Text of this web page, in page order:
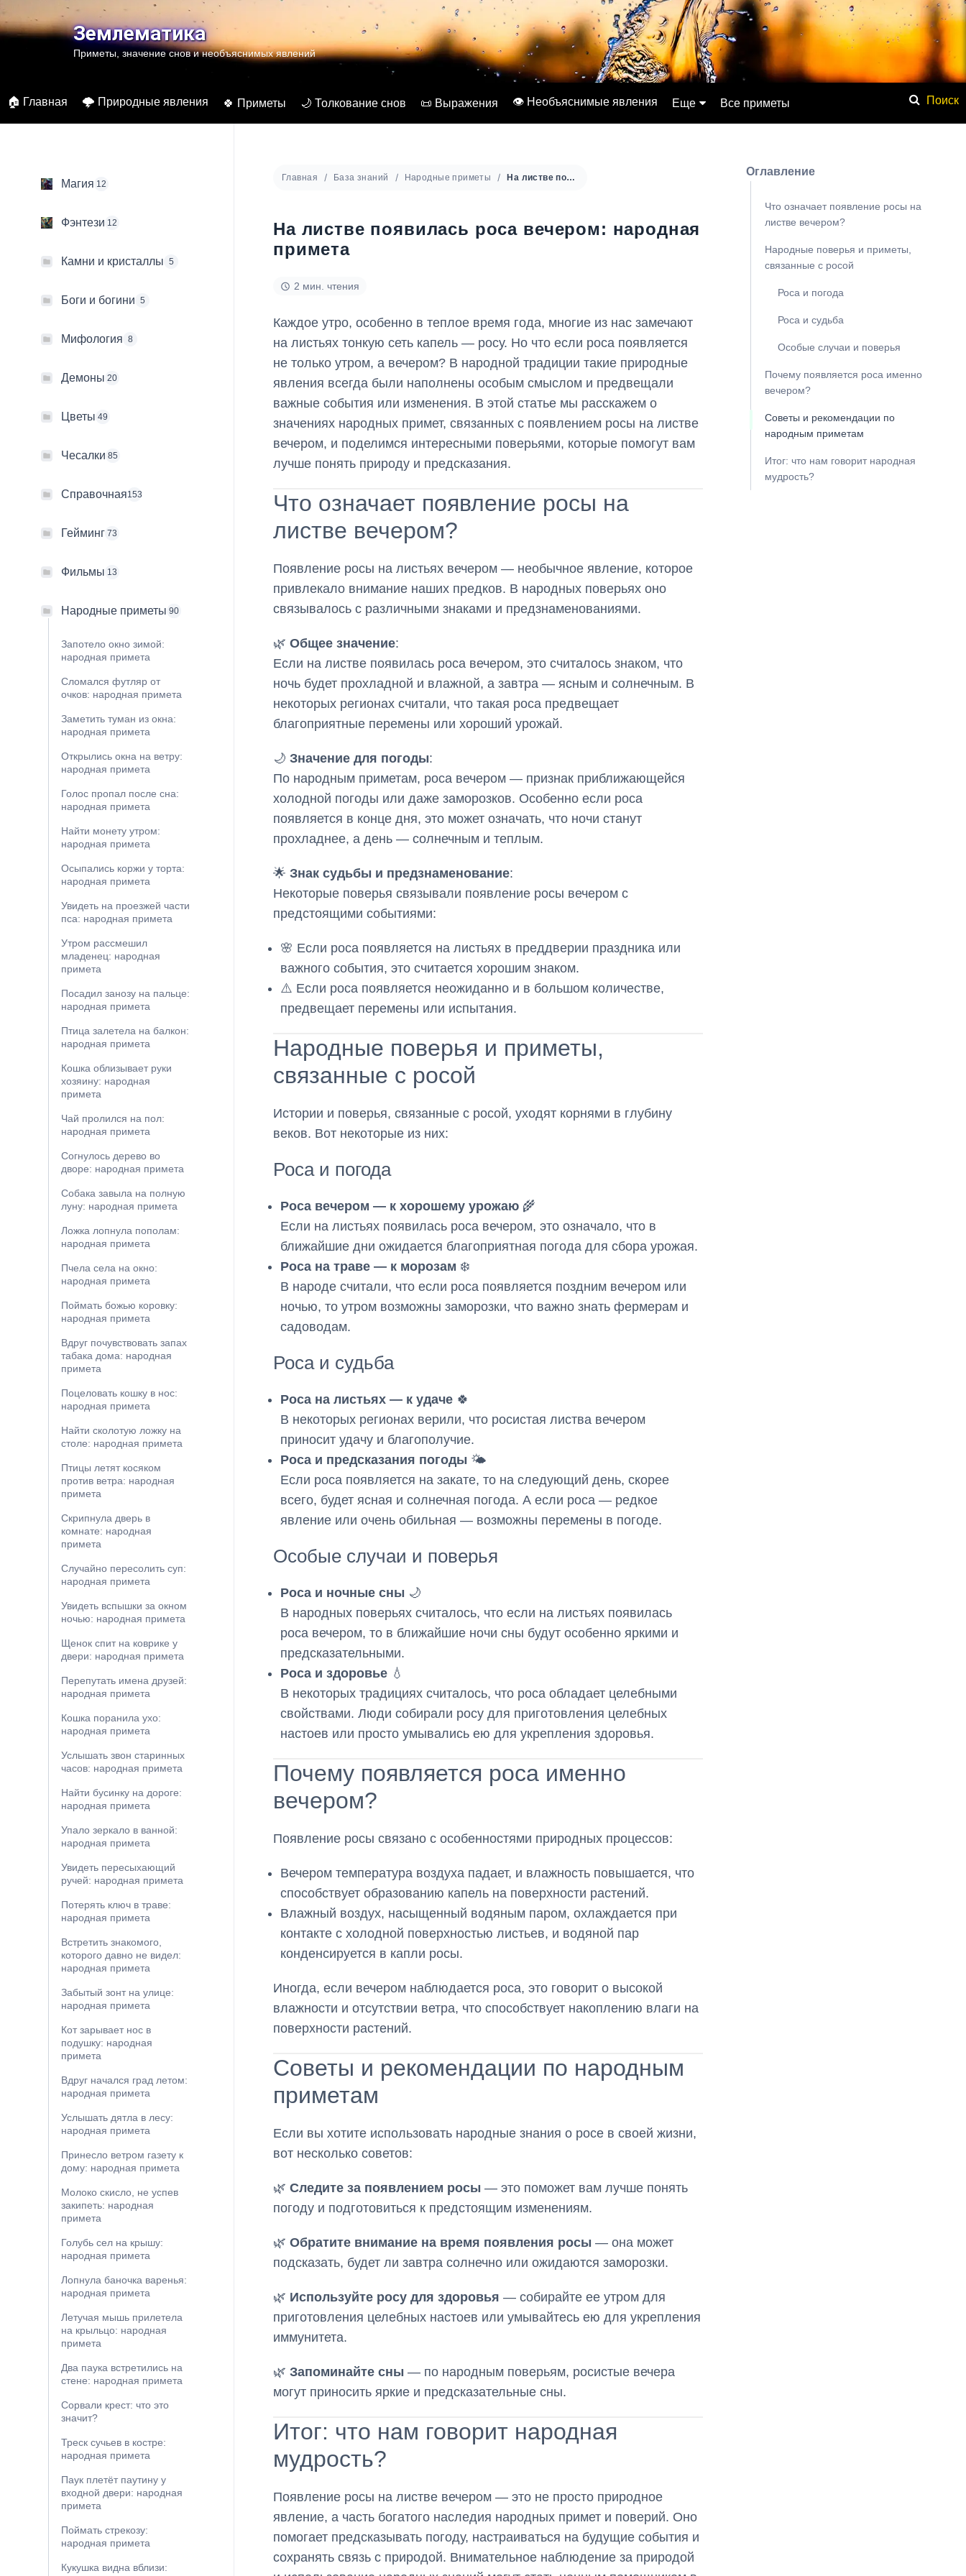
к
содержимомуЗемлематика
Приметы, значение снов и необъяснимых явлений
🏠 Главная 🌩️ Природные явления 🍀 Приметы 🌙 Толкование снов 📜 Выражения 👁️ Необъяснимые явления Еще
Физические явления
Мифология
Все приметы
Магия 12
Фэнтези 12
Камни и кристаллы 5
Боги и богини 5
Мифология 8
Демоны 20
Цветы 49
Чесалки 85
Справочная153
Гейминг 73
Фильмы 13
Народные приметы 90
Запотело окно зимой:
народная примета
Сломался футляр от
очков: народная примета
Заметить туман из окна:
народная примета
Открылись окна на ветру:
народная примета
Голос пропал после сна:
народная примета
Найти монету утром:
народная примета
Осыпались коржи у торта:
народная примета
Увидеть на проезжей части
пса: народная примета
Утром рассмешил
младенец: народная
примета
Посадил занозу на пальце:
народная примета
Птица залетела на балкон:
народная примета
Кошка облизывает руки
хозяину: народная
примета
Чай пролился на пол:
народная примета
Согнулось дерево во
дворе: народная примета
Собака завыла на полную
луну: народная примета
Ложка лопнула пополам:
народная примета
Пчела села на окно:
народная примета
Поймать божью коровку:
народная примета
Вдруг почувствовать запах
табака дома: народная
примета
Поцеловать кошку в нос:
народная примета
Найти сколотую ложку на
столе: народная примета
Птицы летят косяком
против ветра: народная
примета
Скрипнула дверь в
комнате: народная
примета
Случайно пересолить суп:
народная примета
Увидеть вспышки за окном
ночью: народная примета
Щенок спит на коврике у
двери: народная примета
Перепутать имена друзей:
народная примета
Кошка поранила ухо:
народная примета
Услышать звон старинных
часов: народная примета
Найти бусинку на дороге:
народная примета
Упало зеркало в ванной:
народная примета
Увидеть пересыхающий
ручей: народная примета
Потерять ключ в траве:
народная примета
Встретить знакомого,
которого давно не видел:
народная примета
Забытый зонт на улице:
народная примета
Кот зарывает нос в
подушку: народная
примета
Вдруг начался град летом:
народная примета
Услышать дятла в лесу:
народная примета
Принесло ветром газету к
дому: народная примета
Молоко скисло, не успев
закипеть: народная
примета
Голубь сел на крышу:
народная примета
Лопнула баночка варенья:
народная примета
Летучая мышь прилетела
на крыльцо: народная
примета
Два паука встретились на
стене: народная примета
Сорвали крест: что это
значит?
Треск сучьев в костре:
народная примета
Паук плетёт паутину у
входной двери: народная
примета
Поймать стрекозу:
народная примета
Кукушка видна вблизи:
Главная База знаний Народные приметы На листве появилась роса вечером: народная примета
На листве появилась роса вечером: народная
примета
2 мин. чтения
Каждое утро, особенно в теплое время года, многие из нас замечают
на листьях тонкую сеть капель — росу. Но что если роса появляется
не только утром, а вечером? В народной традиции такие природные
явления всегда были наполнены особым смыслом и предвещали
важные события или изменения. В этой статье мы расскажем о
значениях народных примет, связанных с появлением росы на листве
вечером, и поделимся интересными поверьями, которые помогут вам
лучше понять природу и предсказания.
Что означает появление росы на
листве вечером?
Появление росы на листьях вечером — необычное явление, которое
привлекало внимание наших предков. В народных поверьях оно
связывалось с различными знаками и предзнаменованиями.
🌿 Общее значение:
Если на листве появилась роса вечером, это считалось знаком, что
ночь будет прохладной и влажной, а завтра — ясным и солнечным. В
некоторых регионах считали, что такая роса предвещает
благоприятные перемены или хороший урожай.
🌙 Значение для погоды:
По народным приметам, роса вечером — признак приближающейся
холодной погоды или даже заморозков. Особенно если роса
появляется в конце дня, это может означать, что ночи станут
прохладнее, а день — солнечным и теплым.
🌟 Знак судьбы и предзнаменование:
Некоторые поверья связывали появление росы вечером с
предстоящими событиями:
🌸 Если роса появляется на листьях в преддверии праздника или
важного события, это считается хорошим знаком.
⚠️ Если роса появляется неожиданно и в большом количестве,
предвещает перемены или испытания.
Народные поверья и приметы,
связанные с росой
Истории и поверья, связанные с росой, уходят корнями в глубину
веков. Вот некоторые из них:
Роса и погода
Роса вечером — к хорошему урожаю🌾
Если на листьях появилась роса вечером, это означало, что в
ближайшие дни ожидается благоприятная погода для сбора урожая.
Роса на траве — к морозам ❄️
В народе считали, что если роса появляется поздним вечером или
ночью, то утром возможны заморозки, что важно знать фермерам и
садоводам.
Роса и судьба
Роса на листьях — к удаче🍀
В некоторых регионах верили, что росистая листва вечером
приносит удачу и благополучие.
Роса и предсказания погоды 🌤️
Если роса появляется на закате, то на следующий день, скорее
всего, будет ясная и солнечная погода. А если роса — редкое
явление или очень обильная — возможны перемены в погоде.
Особые случаи и поверья
Роса и ночные сны 🌙
В народных поверьях считалось, что если на листьях появилась
роса вечером, то в ближайшие ночи сны будут особенно яркими и
предсказательными.
Роса и здоровье💧
В некоторых традициях считалось, что роса обладает целебными
свойствами. Люди собирали росу для приготовления целебных
настоев или просто умывались ею для укрепления здоровья.
Почему появляется роса именно
вечером?
Появление росы связано с особенностями природных процессов:
Вечером температура воздуха падает, и влажность повышается, что
способствует образованию капель на поверхности растений.
Влажный воздух, насыщенный водяным паром, охлаждается при
контакте с холодной поверхностью листьев, и водяной пар
конденсируется в капли росы.
Иногда, если вечером наблюдается роса, это говорит о высокой
влажности и отсутствии ветра, что способствует накоплению влаги на
поверхности растений.
Советы и рекомендации по народным
приметам
Если вы хотите использовать народные знания о росе в своей жизни,
вот несколько советов:
🌿 Следите за появлением росы — это поможет вам лучше понять
погоду и подготовиться к предстоящим изменениям.
🌿 Обратите внимание на время появления росы — она может
подсказать, будет ли завтра солнечно или ожидаются заморозки.
🌿 Используйте росу для здоровья — собирайте ее утром для
приготовления целебных настоев или умывайтесь ею для укрепления
иммунитета.
🌿 Запоминайте сны — по народным поверьям, росистые вечера
могут приносить яркие и предсказательные сны.
Итог: что нам говорит народная
мудрость?
Появление росы на листве вечером — это не просто природное
явление, а часть богатого наследия народных примет и поверий. Оно
помогает предсказывать погоду, настраиваться на будущие события и
сохранять связь с природой. Внимательное наблюдение за природой
Оглавление
Что означает появление росы на
листве вечером?
Народные поверья и приметы,
связанные с росой
Роса и погода
Роса и судьба
Особые случаи и поверья
Почему появляется роса именно
вечером?
Советы и рекомендации по
народным приметам
Итог: что нам говорит народная
мудрость?